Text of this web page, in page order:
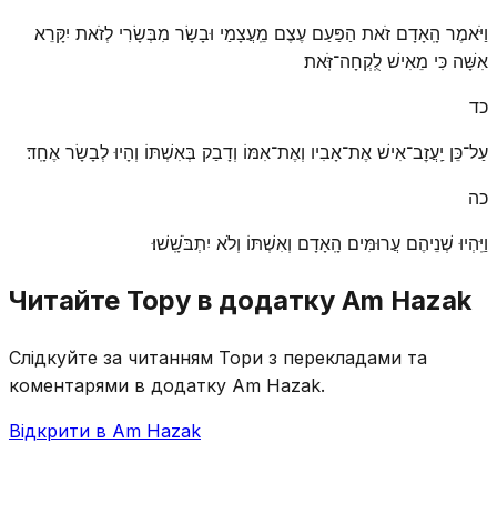
וַיֹּאמֶר הָֽאָדָם זֹאת הַפַּעַם עֶצֶם מֵֽעֲצָמַי וּבָשָׂר מִבְּשָׂרִי לְזֹאת יִקָּרֵא
אִשָּׁה כִּי מֵאִישׁ לֻֽקְחָה־זֹּֽאת׃
כד
עַל־כֵּן יַֽעֲזׇב־אִישׁ אֶת־אָבִיו וְאֶת־אִמּוֹ וְדָבַק בְּאִשְׁתּוֹ וְהָיוּ לְבָשָׂר אֶחָֽד׃
כה
וַיִּֽהְיוּ שְׁנֵיהֶם עֲרוּמִּים הָֽאָדָם וְאִשְׁתּוֹ וְלֹא יִתְבֹּשָֽׁשׁוּ׃
Читайте Тору в додатку Am Hazak
Слідкуйте за читанням Тори з перекладами та
коментарями в додатку Am Hazak.
Відкрити в Am Hazak